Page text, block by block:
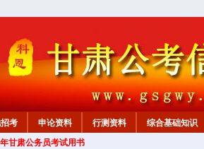
考 申论资料 行测资料 综合基础知识
甘肃公务员考试用书